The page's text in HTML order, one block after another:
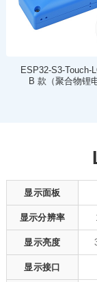
ESP32-S3-Touch-
B 款（聚合物锂
显示面板
显示分辨率
显示亮度
显示接口